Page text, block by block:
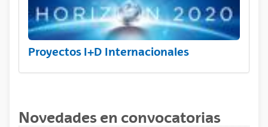
Proyectos I+D Internacionales
Novedades en convocatorias